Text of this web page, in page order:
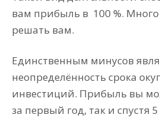
вам прибыль в 100 %.
решать вам.
Единственным минусов
неопределённость срока
инвестиций. Прибыль вы
за первый год, так и спустя